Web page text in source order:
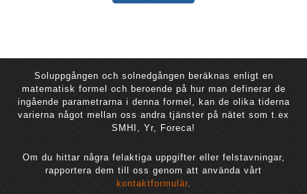
Soluppgången och solnedgången beräknas enligt en
matematisk formel och beroende på hur man definerar de
ingående parametrarna i denna formel, kan de olika tiderna
varierna något mellan oss andra tjänster på nätet som t.ex
SMHI, Yr, Foreca!
Om du hittar några felaktiga uppgifter eller felstavningar,
rapportera dem till oss genom att använda vårt
kontaktformulär.